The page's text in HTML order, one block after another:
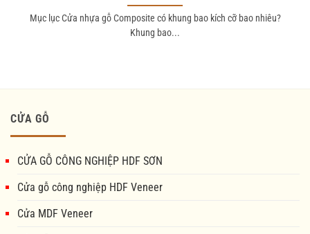
Mục lục Cửa nhựa gỗ Composite có khung bao kích cỡ bao nhiêu?
Khung bao...
CỬA GỖ
CỬA GỖ CÔNG NGHIỆP HDF SƠN
Cửa gỗ công nghiệp HDF Veneer
Cửa MDF Veneer